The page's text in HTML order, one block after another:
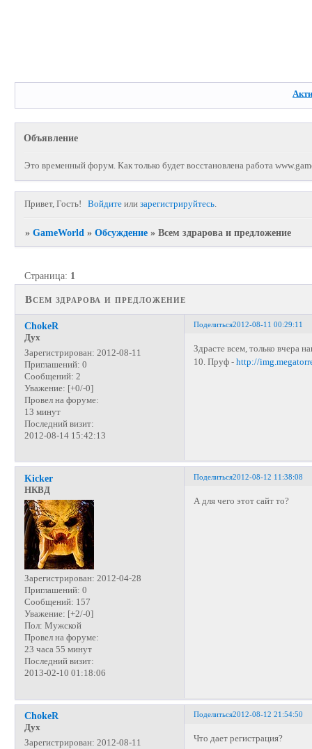
Объявление
Это временный форум. Как только будет восстановлена работа
Привет, Гость! Войдите илизарегистрируйтесь.
»GameWorld »Обсуждение »Всем здрарова и предложение
Всем здрарова и предложение
Страница: 1
Поделиться2012-08-11 00:29:11
ChokeR
Дух
Зарегистрирован: 2012-08-11
Приглашений: 0
Сообщений: 2
Уважение: [+0/-0]
Провел на форуме:
13 минут
Последний визит:
2012-08-14 15:42:13
Здрасте всем, только вчера
10. Пруф -http://
Поделиться2012-08-12 11:38:08
Kicker
НКВД
Зарегистрирован: 2012-04-28
Приглашений: 0
Сообщений: 157
Уважение: [+2/-0]
Пол: Мужской
Провел на форуме:
23 часа 55 минут
Последний визит:
2013-02-10 01:18:06
А для чего этот сайт то?
Поделиться2012-08-12 21:54:50
ChokeR
Дух
Зарегистрирован: 2012-08-11
Что дает регистрация?